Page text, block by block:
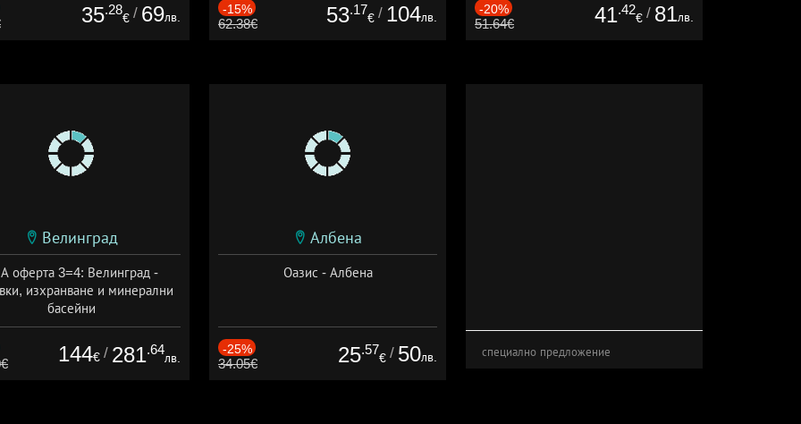
35.28
€ / 69лв.
-15%
62.38€ 53.17
€ / 104лв.
-20%
51.64€ 41.42
€ / 81лв.
Велинград
оферта 3=4: Велинград -
изхранване и минерални
басейни
01.07 - 30.09 + полупансион
144€ / 281.64
лв.
Албена
Оазис - Албена
-25%
34.05€ 25.57
€ / 50лв. специално предложение